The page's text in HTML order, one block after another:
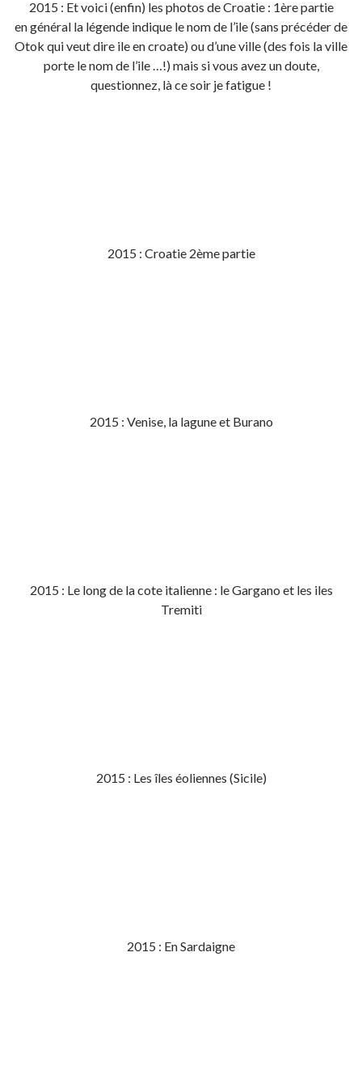
2015 : Et voici (enfin) les photos de Croatie : 1ère partie
en général la légende indique le nom de l’ile (sans précéder de
Otok qui veut dire ile en croate) ou d’une ville (des fois la ville
porte le nom de l’ile …!) mais si vous avez un doute,
questionnez, là ce soir je fatigue !
2015 : Croatie 2ème partie
2015 : Venise, la lagune et Burano
2015 : Le long de la cote italienne : le Gargano et les iles
Tremiti
2015 : Les îles éoliennes (Sicile)
2015 : En Sardaigne